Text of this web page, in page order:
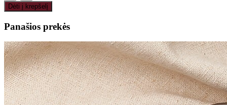
Dėti į krepšelį
Panašios prekės